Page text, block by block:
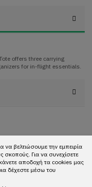
offers three carrying
for in-flight essentials.
να βελτιώσουμε την εμπειρία
σκοπούς. Για να συνεχίσετε
αποδοχή τα cookies μας
δέχεστε μέσω του